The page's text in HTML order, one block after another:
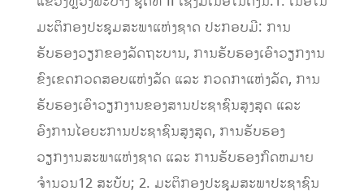
ມະຕິກອງປະຊຸມສະພາແຫ່ງຊາດ ປະກອບມີ: ການ
ຮັບຮອງວຽກຂອງລັດຖະບານ, ການຮັບຮອງເອົາວຽກງານ
ຂົງເຂດກວດສອບແຫ່ງລັດ ແລະ ກວດກາແຫ່ງລັດ, ການ
ຮັບຮອງເອົາວຽກງານຂອງສານປະຊາຊົນສູງສຸດ ແລະ
ອົງການໄອຍະການປະຊາຊົນສູງສຸດ, ການຮັບຮອງ
ວຽກງານສະພາແຫ່ງຊາດ ແລະ ການຮັບຮອງກົດຫມາຍ
ຈໍານວນ12 ສະບັບ; 2. ມະຕິກອງປະຊຸມສະພາປະຊາຊົນ